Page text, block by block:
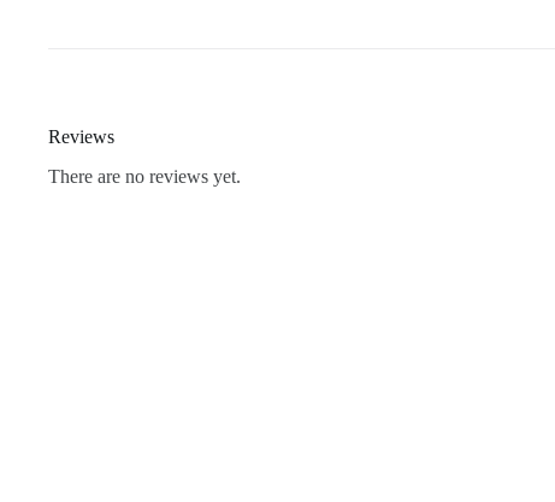
Reviews
There are no reviews yet.